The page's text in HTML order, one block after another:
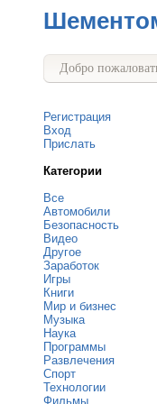
Добро
Регистрация
Вход
Прислать
Категории
Все
Автомобили
Безопасность
Видео
Другое
Заработок
Игры
Книги
Мир и бизнес
Музыка
Наука
Программы
Развлечения
Спорт
Технологии
Фильмы